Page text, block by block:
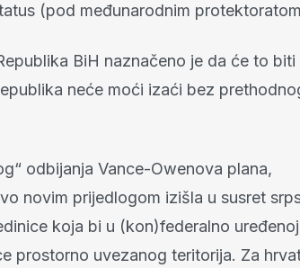
(pod međunarodnim
BiH naznačeno je da će to biti
neće moći izaći bez
odbijanja Vance-Owenova plana,
novim prijedlogom izišla u susret
koja bi u (kon)federalno
prostorno uvezanog teritorija. Za